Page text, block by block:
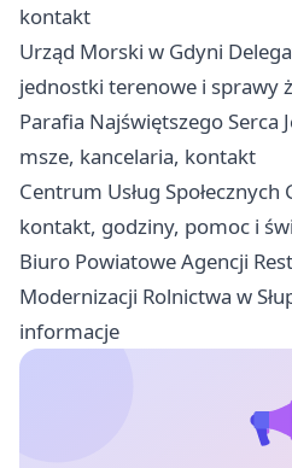
kontakt
Urząd Morski w Gdyni
jednostki terenowe i sprawy
Parafia Najświętszego Serca
msze, kancelaria, kontakt
Centrum Usług
kontakt, godziny, pomoc i
Biuro Powiatowe Agencji
Modernizacji Rolnictwa w
informacje